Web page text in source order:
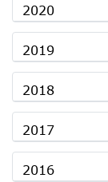
2020
2019
2018
2017
2016